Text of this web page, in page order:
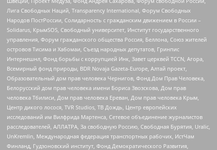
Лига Свободных Наций, Transparеncy International, Форум Свободных
Народов ПостРоссии, Солидарность с гражданским движением в России –
Solidarus, КрымSOS, Свободный университет, Институт государственного
управления, Форум гражданского общества Россия, Беллона, Союз жителей
островов Тисима и Хабомаи, Съезд народных депутатов, Гринпис
Интернешнл, Фонд борьбы с коррупцией Инк, Завет церквей TCCN, Агора,
Всемирный фонд природы, BDR Novaja Gazeta-Europe, Алтай проект,
Образовательный дом прав человека Чернигов, Фонд Дом Прав Человека,
Белорусский дом прав человека имени Бориса Звозскова, Дом прав
человека Тбилиси, Дом прав человека Ереван, Дом прав человека Крым,
Центр дикого лосося, TVR Studios, ТВ Дождь, Центр европейских
исследований им Вилфрида Мартенса, Сетевое объединение журналистов
расследователей, АЛЛАТРА, За свободную Россию, Свободная Бурятия, Uralic,
UnKremlin, Международная федерация транспортных рабочих, ИстЧам
Финланд, Гудзоновский институт, Фонд Демократического Развития,